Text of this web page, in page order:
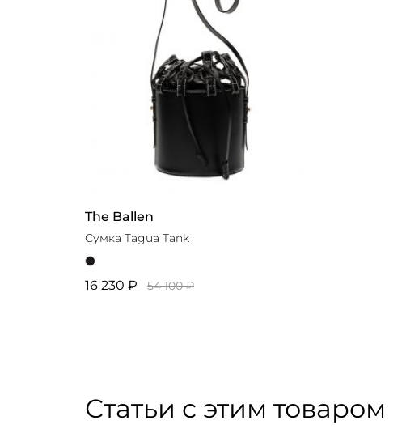
The Ballen
Сумка Tagua Tank
16 230 ₽ 54 100 ₽
Статьи с этим товаром